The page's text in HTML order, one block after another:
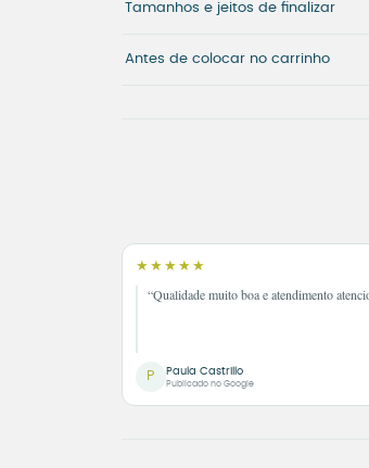
Tamanhos e jeitos de finalizar
Antes de colocar no carrinho
★★★★★
“Qualidade muito boa e atendimento
P Paula Castrillo
Publicado no Google